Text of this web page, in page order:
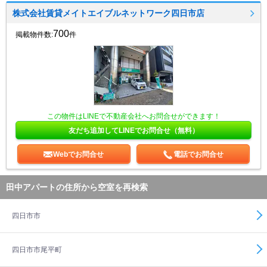
株式会社賃貸メイトエイブルネットワーク四日市店
掲載物件数:700件
この物件はLINEで不動産会社へお問合せができます！
友だち追加してLINEでお問合せ（無料）
Webでお問合せ 電話でお問合せ
田中アパートの住所から空室を再検索
四日市市
四日市市尾平町